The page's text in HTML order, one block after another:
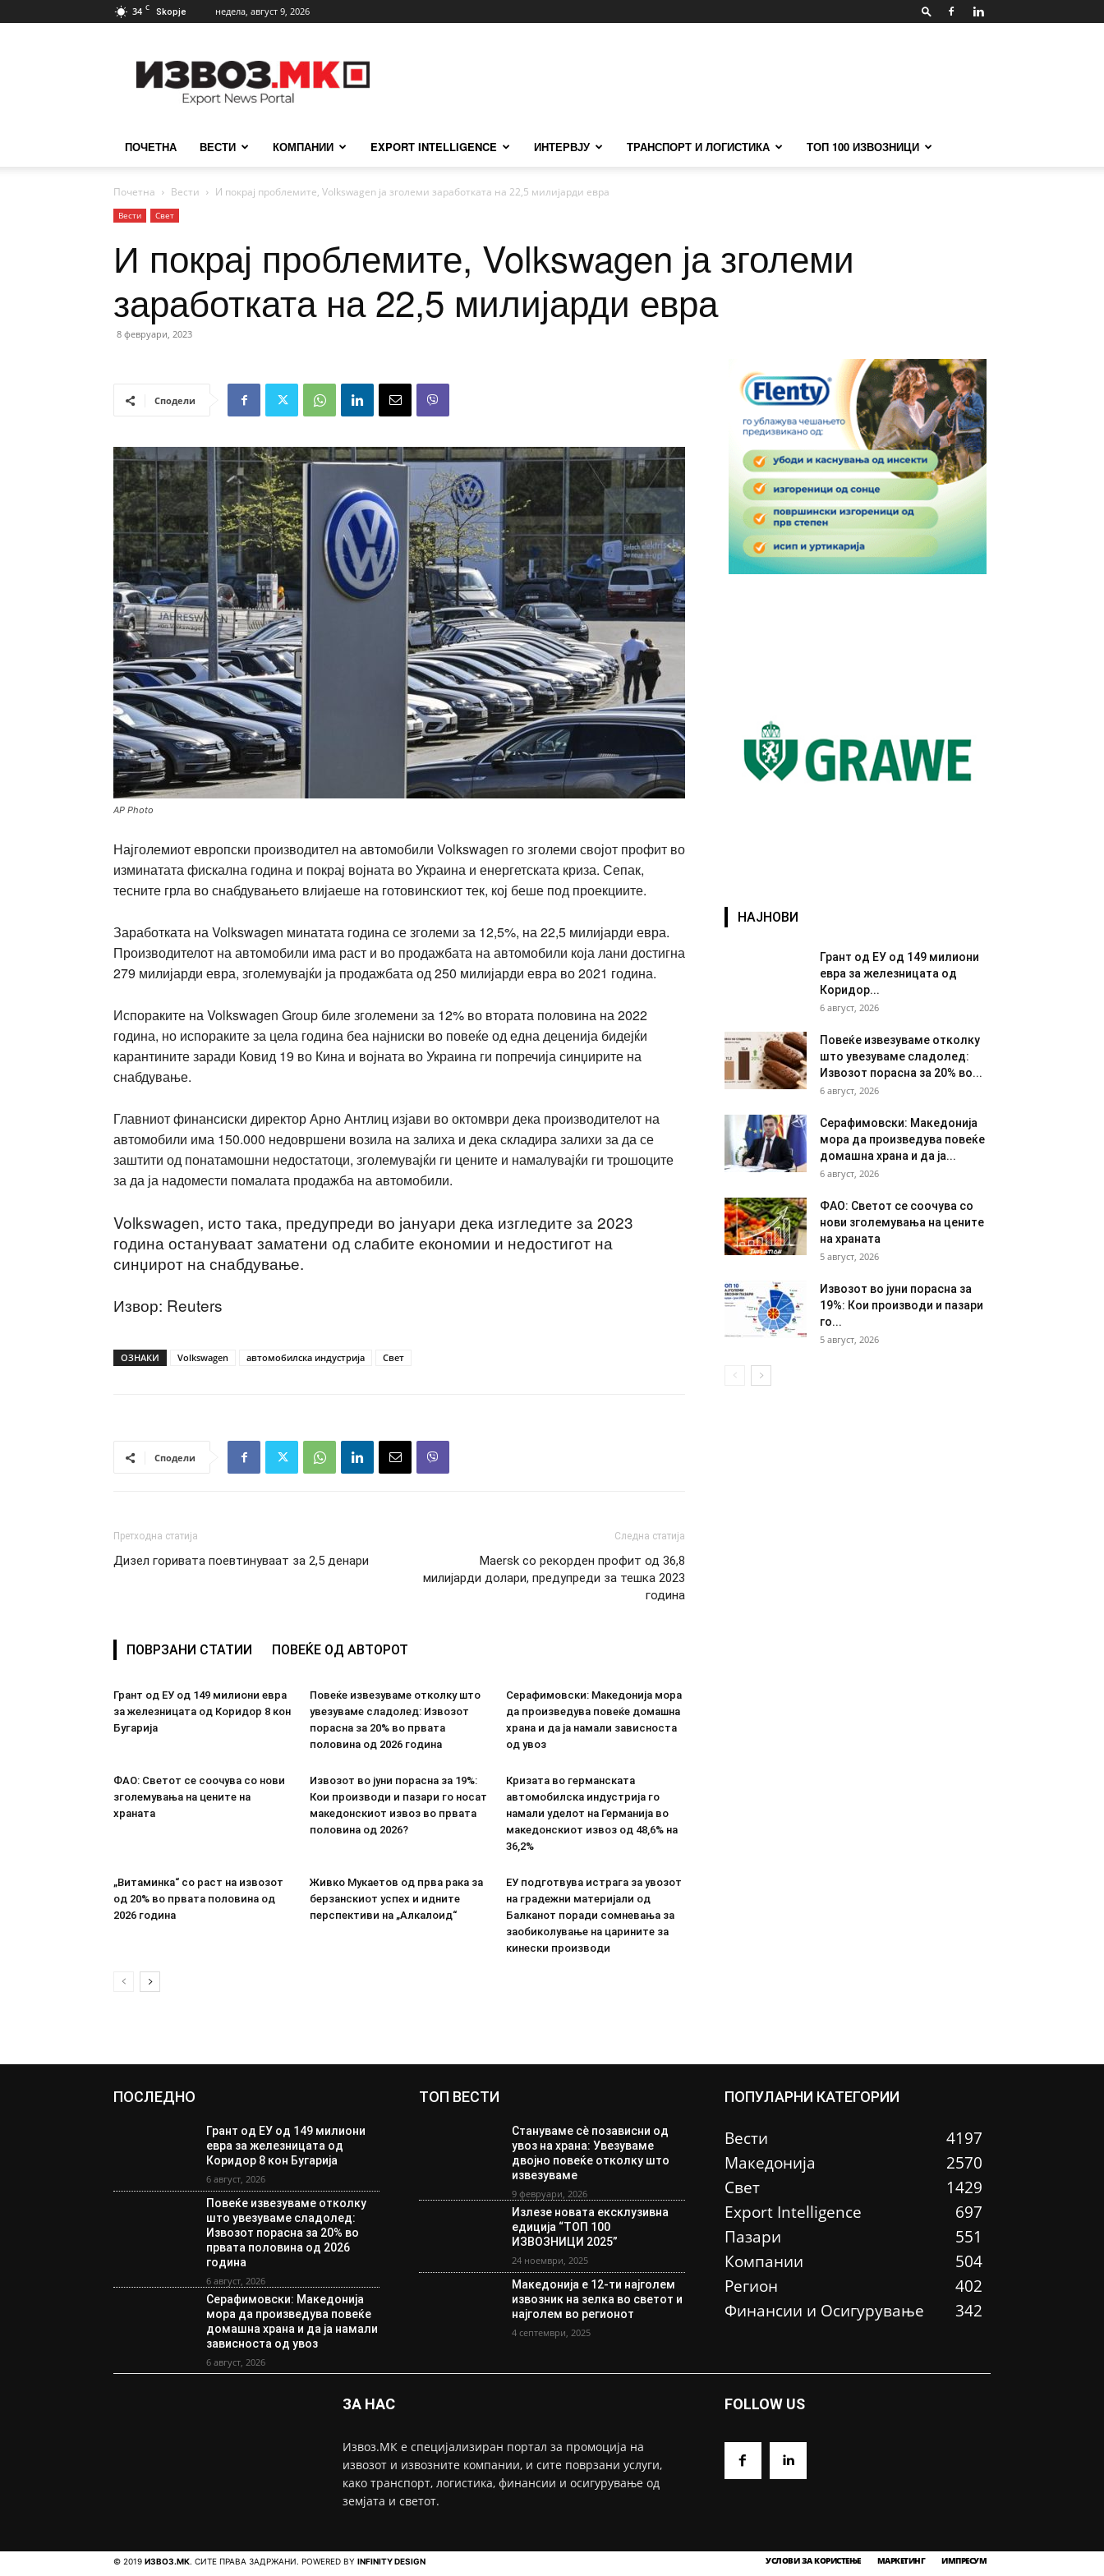
34 C Skopje недела, август 9, 2026
ПОЧЕТНА ВЕСТИ КОМПАНИИ EXPORT INTELLIGENCE ИНТЕРВЈУ ТРАНСПОРТ И ЛОГИСТИКА ТОП 100 ИЗВОЗНИЦИ
Почетна Вести И покрај проблемите, Volkswagen ја зголеми заработката на 22,5 милијарди евра
Вести Свет
И покрај проблемите, Volkswagen ја зголеми
заработката на 22,5 милијарди евра
8 февруари, 2023
Сподели
AP Photo
Најголемиот европски производител на автомобили Volkswagen го зголеми својот профит во
изминатата фискална година и покрај војната во Украина и енергетската криза. Сепак,
тесните грла во снабдувањето влијаеше на готовинскиот тек, кој беше под проекциите.
Заработката на Volkswagen минатата година се зголеми за 12,5%, на 22,5 милијарди евра.
Производителот на автомобили има раст и во продажбата на автомобили која лани достигна
279 милијарди евра, зголемувајќи ја продажбата од 250 милијарди евра во 2021 година.
Испораките на Volkswagen Group биле зголемени за 12% во втората половина на 2022
година, но испораките за цела година беа најниски во повеќе од една деценија бидејќи
карантините заради Ковид 19 во Кина и војната во Украина ги попречија синџирите на
снабдување.
Главниот финансиски директор Арно Антлиц изјави во октомври дека производителот на
автомобили има 150.000 недовршени возила на залиха и дека складира залихи за да се
заштити од понатамошни недостатоци, зголемувајќи ги цените и намалувајќи ги трошоците
за да ја надомести помалата продажба на автомобили.
Volkswagen, исто така, предупреди во јануари дека изгледите за 2023
година остануваат заматени од слабите економии и недостигот на
синџирот на снабдување.
Извор: Reuters
ОЗНАКИ Volkswagen автомобилска индустрија Свет
Сподели
Претходна статија
Дизел горивата поевтинуваат за 2,5 денари
Следна статија
Maersk со рекорден профит од 36,8
милијарди долари, предупреди за тешка 2023
година
ПОВРЗАНИ СТАТИИ ПОВЕЌЕ ОД АВТОРОТ
Грант од ЕУ од 149 милиони евра
за железницата од Коридор 8 кон
Бугарија
Повеќе извезуваме отколку што
увезуваме сладолед: Извозот
порасна за 20% во првата
половина од 2026 година
Серафимовски: Македонија мора
да произведува повеќе домашна
храна и да ја намали зависноста
од увоз
ФАО: Светот се соочува со нови
зголемувања на цените на
храната
Извозот во јуни порасна за 19%:
Кои производи и пазари го носат
македонскиот извоз во првата
половина од 2026?
Кризата во германската
автомобилска индустрија го
намали уделот на Германија во
македонскиот извоз од 48,6% на
36,2%
„Витаминка“ со раст на извозот
од 20% во првата половина од
2026 година
Живко Мукаетов од прва рака за
берзанскиот успех и идните
перспективи на „Алкалоид“
ЕУ подготвува истрага за увозот
на градежни материјали од
Балканот поради сомневања за
заобиколување на царините за
кинески производи
НАЈНОВИ
Грант од ЕУ од 149 милиони
евра за железницата од
Коридор...
6 август, 2026
Повеќе извезуваме отколку
што увезуваме сладолед:
Извозот порасна за 20% во...
6 август, 2026
Серафимовски: Македонија
мора да произведува повеќе
домашна храна и да ја...
6 август, 2026
ФАО: Светот се соочува со
нови зголемувања на цените
на храната
5 август, 2026
Извозот во јуни порасна за
19%: Кои производи и пазари
го...
5 август, 2026
ПОСЛЕДНО
Грант од ЕУ од 149 милиони
евра за железницата од
Коридор 8 кон Бугарија
6 август, 2026
Повеќе извезуваме отколку
што увезуваме сладолед:
Извозот порасна за 20% во
првата половина од 2026
година
6 август, 2026
Серафимовски: Македонија
мора да произведува повеќе
домашна храна и да ја намали
зависноста од увоз
6 август, 2026
ТОП ВЕСТИ
Стануваме сè позависни од
увоз на храна: Увезуваме
двојно повеќе отколку што
извезуваме
9 февруари, 2026
Излезе новата ексклузивна
едиција “ТОП 100
ИЗВОЗНИЦИ 2025”
24 ноември, 2025
Македонија е 12-ти најголем
извозник на зелка во светот и
најголем во регионот
4 септември, 2025
ПОПУЛАРНИ КАТЕГОРИИ
Вести
4197
Македонија
2570
Свет
1429
Еxport Intelligence
697
Пазари
551
Компании
504
Регион
402
Финансии и Осигурување
342
ЗА НАС
Извоз.МК е специјализиран портал за промоција на
извозот и извозните компании, и сите поврзани услуги,
како транспорт, логистика, финансии и осигурување од
земјата и светот.
FOLLOW US
© 2019 ИЗВОЗ.МК. СИТЕ ПРАВА ЗАДРЖАНИ. POWERED BY INFINITY DESIGN УСЛОВИ ЗА КОРИСТЕЊЕ МАРКЕТИНГ ИМПРЕСУМ